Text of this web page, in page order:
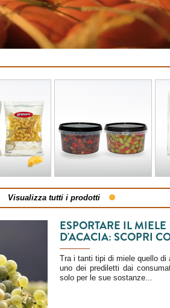
Visualizza tutti i prodotti
ESPORTARE IL MIELE
D'ACACIA: SCOPRI
Tra i tanti tipi di miele quello di
uno dei prediletti dai
solo per le sue sostanze...